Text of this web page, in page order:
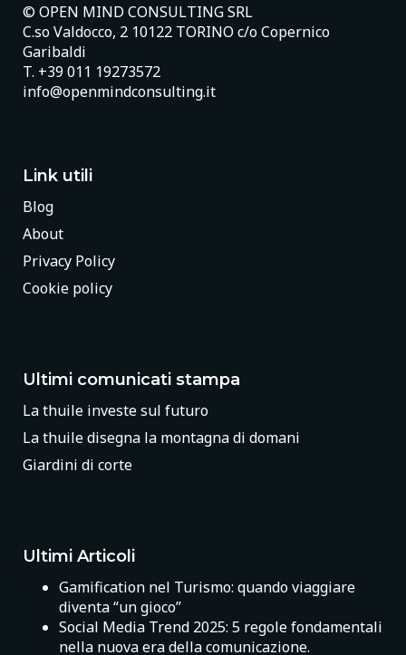
© OPEN MIND CONSULTING SRL
C.so Valdocco, 2 10122 TORINO c/o Copernico
Garibaldi
T. +39 011 19273572
info@openmindconsulting.it
Link utili
Blog
About
Privacy Policy
Cookie policy
Ultimi comunicati stampa
La thuile investe sul futuro
La thuile disegna la montagna di domani
Giardini di corte
Ultimi Articoli
Gamification nel Turismo: quando viaggiare
diventa “un gioco”
Social Media Trend 2025: 5 regole fondamentali
nella nuova era della comunicazione.